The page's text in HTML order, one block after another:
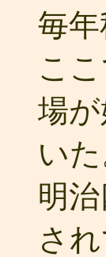
毎
こ
場
いた
明
さ